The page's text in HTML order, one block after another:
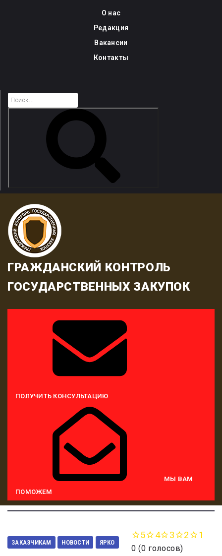
О нас
Редакция
Вакансии
Контакты
ГРАЖДАНСКИЙ КОНТРОЛЬ
ГОСУДАРСТВЕННЫХ ЗАКУПОК
ПОЛУЧИТЬ КОНСУЛЬТАЦИЮ
МЫ ВАМ
ПОМОЖЕМ
ЗАКАЗЧИКАМ НОВОСТИ ЯРКО
5 4 3 2 1
0 (0 голосов)